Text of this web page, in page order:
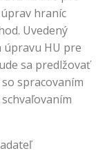
hraníc
Uvedený
úpravu HU pre
sa predlžovať
spracovaním